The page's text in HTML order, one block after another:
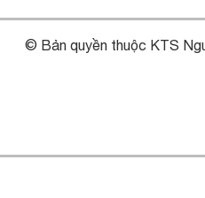
© Bản quyền thuộc KTS